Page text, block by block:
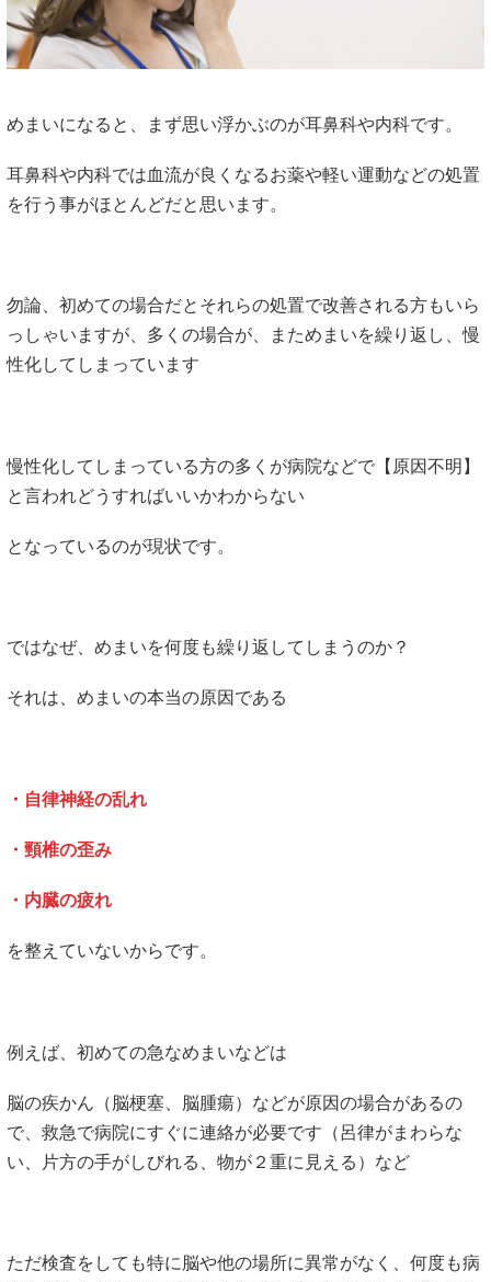
めまいになると、まず思い浮かぶのが耳鼻科や内科です。
耳鼻科や内科では血流が良くなるお薬や軽い運動などの処置
を行う事がほとんどだと思います。
勿論、初めての場合だとそれらの処置で改善される方もいら
っしゃいますが、多くの場合が、まためまいを繰り返し、慢
性化してしまっています
慢性化してしまっている方の多くが病院などで【原因不明】
と言われどうすればいいかわからない
となっているのが現状です。
ではなぜ、めまいを何度も繰り返してしまうのか？
それは、めまいの本当の原因である
・自律神経の乱れ
・頸椎の歪み
・内臓の疲れ
を整えていないからです。
例えば、初めての急なめまいなどは
脳の疾かん（脳梗塞、脳腫瘍）などが原因の場合があるの
で、救急で病院にすぐに連絡が必要です（呂律がまわらな
い、片方の手がしびれる、物が２重に見える）など
ただ検査をしても特に脳や他の場所に異常がなく、何度も病